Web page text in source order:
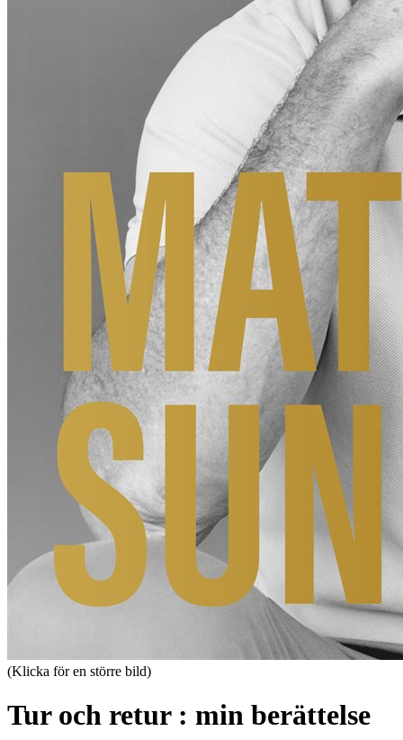
(Klicka för en större bild)
Tur och retur : min berättelse